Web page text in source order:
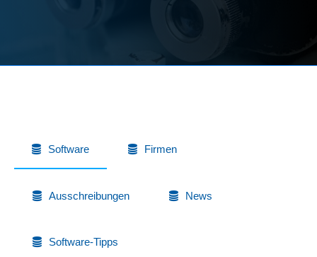
Software Firmen
Ausschreibungen News
Software-Tipps